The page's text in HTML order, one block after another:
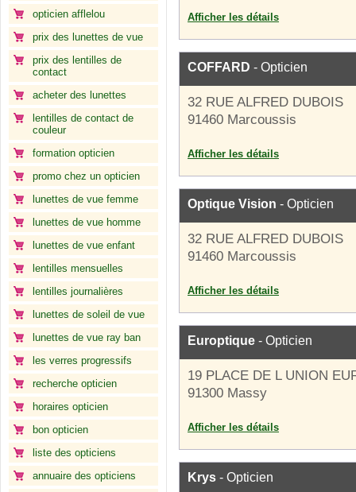
opticien afflelou
prix des lunettes de vue
prix des lentilles de
contact
acheter des lunettes
lentilles de contact de
couleur
formation opticien
promo chez un opticien
lunettes de vue femme
lunettes de vue homme
lunettes de vue enfant
lentilles mensuelles
lentilles journalières
lunettes de soleil de vue
lunettes de vue ray ban
les verres progressifs
recherche opticien
horaires opticien
bon opticien
liste des opticiens
annuaire des opticiens
Afficher les détails
COFFARD - Opticien
32 RUE ALFRED DUBOIS
91460 Marcoussis
Afficher les détails
Optique Vision - Opticien
32 RUE ALFRED DUBOIS
91460 Marcoussis
Afficher les détails
Europtique - Opticien
19 PLACE DE L UNION
91300 Massy
Afficher les détails
Krys - Opticien